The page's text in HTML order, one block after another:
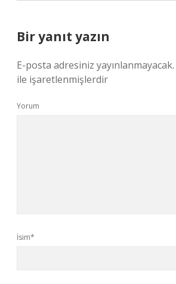
Bir yanıt yazın
E-posta adresiniz yayınlanmayacak.
ile işaretlenmişlerdir
Yorum
İsim*